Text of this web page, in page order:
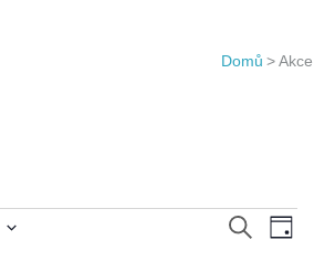
Domů >Akce
Hledat
Den